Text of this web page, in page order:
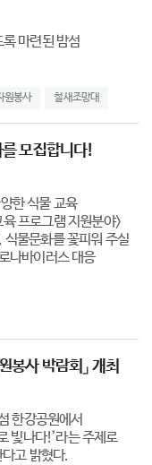
마련된 밤섬
원봉사 철새조망대
모집합니다!
한 식물 교육
프로그램 지원분야>
물문화를 꽃피워 주실
나바이러스 대응
사 박람회」 개최
한강공원에서
빛나다!’라는 주제로
다고 밝혔다.